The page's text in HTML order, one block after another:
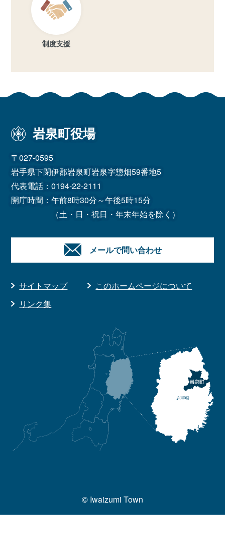
制度支援
岩泉町役場
〒027-0595
岩手県下閉伊郡岩泉町岩泉字惣畑59番地5
代表電話：0194-22-2111
開庁時間：午前8時30分～午後5時15分
（土・日・祝日・年末年始を除く）
メールで問い合わせ
サイトマップ
このホームページについて
リンク集
© Iwaizumi Town